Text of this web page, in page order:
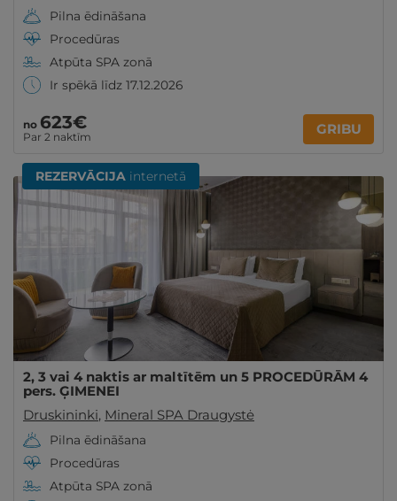
Pilna ēdināšana
Procedūras
Atpūta SPA zonā
Ir spēkā līdz 17.12.2026
no 623€
Par 2 naktīm GRIBU
REZERVĀCIJA internetā
2, 3 vai 4 naktis ar maltītēm un 5 PROCEDŪRĀM 4
pers. ĢIMENEI
Druskininki, Mineral SPA Draugystė
Pilna ēdināšana
Procedūras
Atpūta SPA zonā